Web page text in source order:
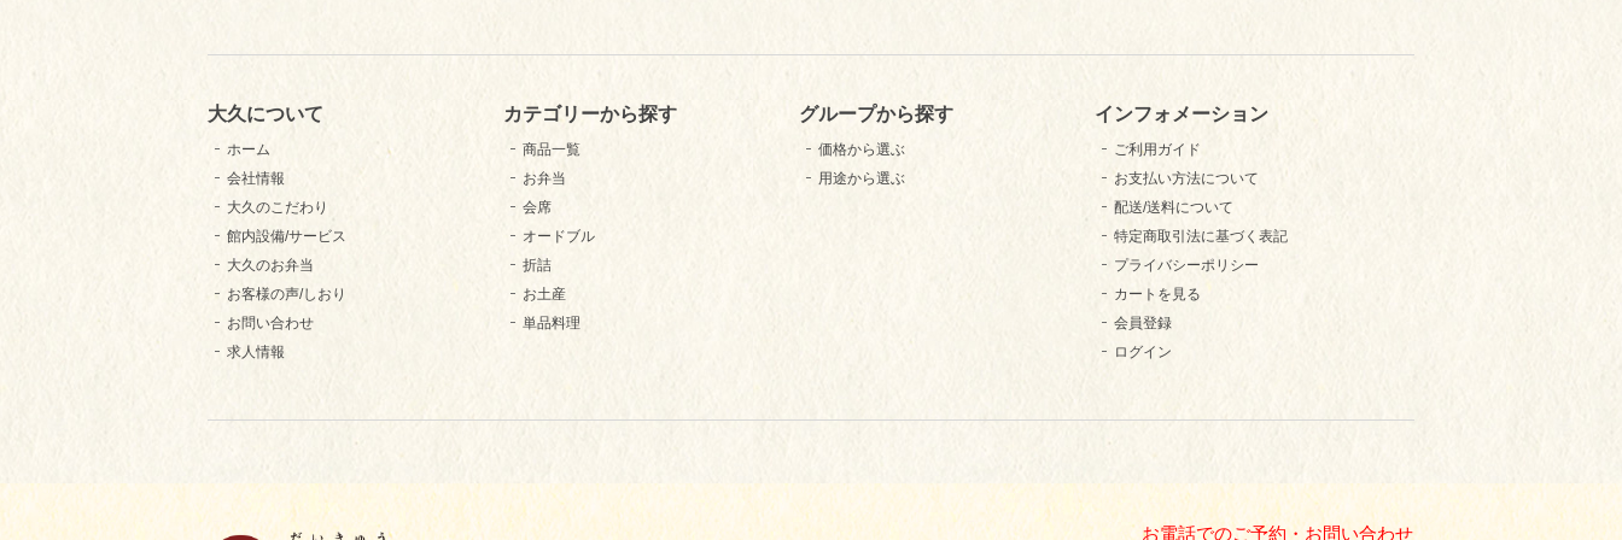
大久について
ホーム
会社情報
大久のこだわり
館内設備/サービス
大久のお弁当
お客様の声/しおり
お問い合わせ
求人情報
カテゴリーから探す
商品一覧
お弁当
会席
オードブル
折詰
お土産
単品料理
グループから探す
価格から選ぶ
用途から選ぶ
インフォメーション
ご利用ガイド
お支払い方法について
配送/送料について
特定商取引法に基づく表記
プライバシーポリシー
カートを見る
会員登録
ログイン
お電話でのご予約・お問い合わせ